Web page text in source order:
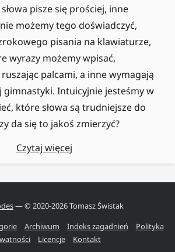
pisze się prościej, inne
możemy tego doświadczyć,
pisania na klawiaturze,
wyrazy możemy wpisać,
palcami, a inne wymagają
gimnastyki. Intuicyjnie jesteśmy w
które słowa są trudniejsze do
da się to jakoś zmierzyć?
Czytaj więcej
— © 2020-2026Tomasz Świstak
Archiwum Indeks zagadnień
Polityka
Licencje Kontakt